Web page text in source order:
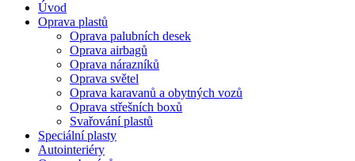
Úvod
Oprava plastů
Oprava palubních desek
Oprava airbagů
Oprava nárazníků
Oprava světel
Oprava karavanů a obytných vozů
Oprava střešních boxů
Svařování plastů
Speciální plasty
Autointeriéry